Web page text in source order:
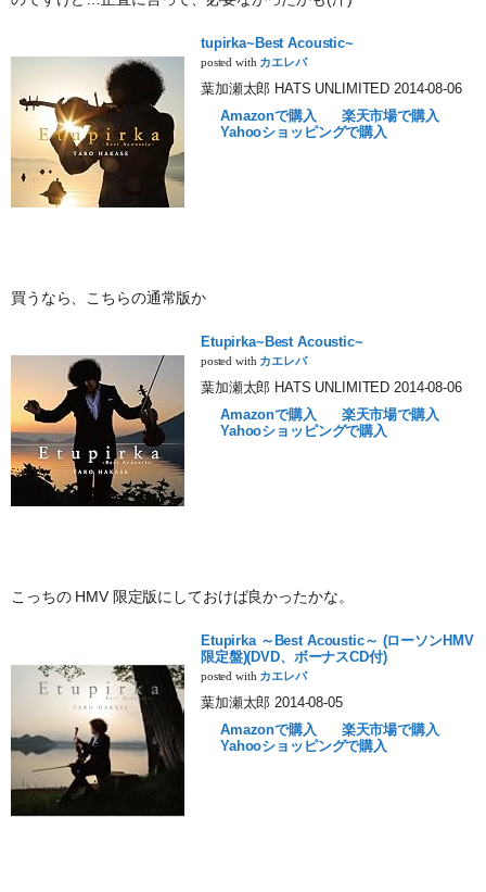
tupirka~Best Acoustic~
posted with カエレバ
葉加瀬太郎 HATS UNLIMITED 2014-08-06
Amazonで購入
楽天市場で購入
Yahooショッピングで購入
買うなら、こちらの通常版か
Etupirka~Best Acoustic~
posted with カエレバ
葉加瀬太郎 HATS UNLIMITED 2014-08-06
Amazonで購入
楽天市場で購入
Yahooショッピングで購入
こっちの HMV 限定版にしておけば良かったかな。
Etupirka ～Best Acoustic～ (ローソンHMV
限定盤)(DVD、ボーナスCD付)
posted with カエレバ
葉加瀬太郎 2014-08-05
Amazonで購入
楽天市場で購入
Yahooショッピングで購入